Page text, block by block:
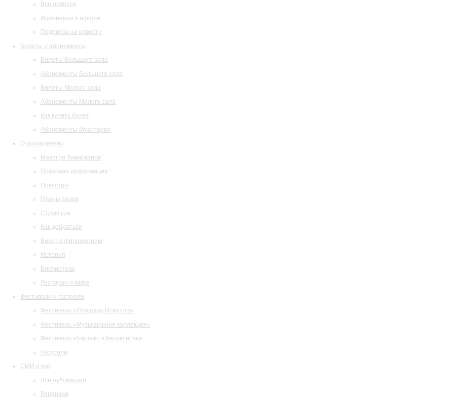
Все новости
Изменения в афише
Подписка на новости
Билеты и абонементы
Билеты Большого зала
Абонементы Большого зала
Билеты Малого зала
Абонементы Малого зала
Как купить билет
Абонементы Музитория
О филармонии
Маэстро Темирканов
Правовая информация
Оркестры
Планы залов
Структура
Как добраться
Визит в филармонию
История
Библиотека
Ресторан и кафе
Фестивали и гастроли
Фестиваль «Площадь Искусств»
Фестиваль «Музыкальная коллекция»
Фестиваль «Барокко в белую ночь»
Гастроли
СМИ о нас
Все публикации
Рецензии